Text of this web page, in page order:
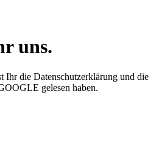
uns.
Ihr die Datenschutzerklärung und die
gelesen haben.